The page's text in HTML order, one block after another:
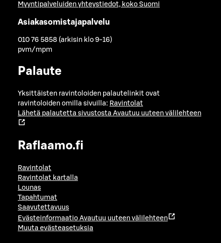
Myyntipalveluiden yhteystiedot, koko Suomi
Asiakasomistajapalvelu
010 76 5858 (arkisin klo 9-16)
pvm/mpm
Palaute
Yksittäisten ravintoloiden palautelinkit ovat
ravintoloiden omilla sivuilla: Ravintolat
Lähetä palautetta sivustosta Avautuu uuteen välilehteen
Raflaamo.fi
Ravintolat
Ravintolat kartalla
Lounas
Tapahtumat
Saavutettavuus
Evästeinformaatio Avautuu uuteen välilehteen
Muuta evästeasetuksia